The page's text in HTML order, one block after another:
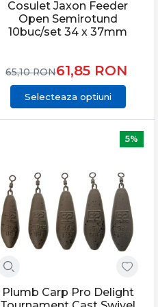
Cosulet Jaxon Feeder
Open Semirotund
10buc/set 34 x 37mm
61,85 RON
65,10RON
Selecteaza optiuni
5%
Plumb Carp Pro Delight